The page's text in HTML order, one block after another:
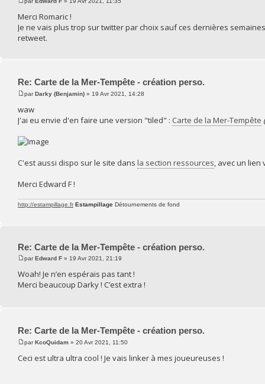
Merci Romaric !
Je ne vais plus trop sur twitter par choix sauf ces dernières
retweet.
Re: Carte de la Mer-Tempête - création perso.
parDarky (Benjamin) » 19 Avr 2021, 14:28
waw
J'ai eu envie d'en faire une version "tiled" : Carte de la Mer-Tempête
C'est aussi dispo sur le site dans la section ressources , avec un
Merci Edward F !
http://estampillage.fr Estampillage Détournements de fond
Re: Carte de la Mer-Tempête - création perso.
parEdward F » 19 Avr 2021, 21:19
Woah! Je n’en espérais pas tant !
Merci beaucoup Darky ! C’est extra !
Re: Carte de la Mer-Tempête - création perso.
parKcoQuidam » 20 Avr 2021, 11:50
Ceci est ultra ultra cool ! Je vais linker à mes joueureuses !